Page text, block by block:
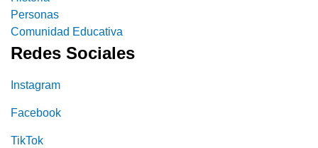
Personas
Comunidad Educativa
Redes Sociales
Instagram
Facebook
TikTok